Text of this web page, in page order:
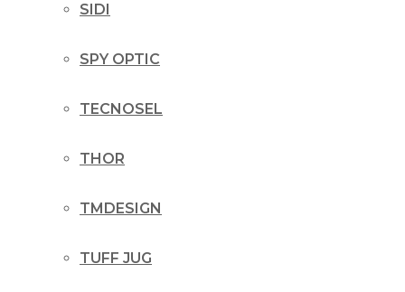
SIDI
SPY OPTIC
TECNOSEL
THOR
TMDESIGN
TUFF JUG